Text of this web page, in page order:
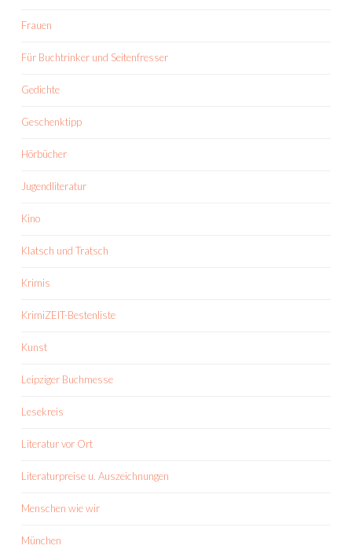
Frauen
Für Buchtrinker und Seitenfresser
Gedichte
Geschenktipp
Hörbücher
Jugendliteratur
Kino
Klatsch und Tratsch
Krimis
KrimiZEIT-Bestenliste
Kunst
Leipziger Buchmesse
Lesekreis
Literatur vor Ort
Literaturpreise u. Auszeichnungen
Menschen wie wir
München